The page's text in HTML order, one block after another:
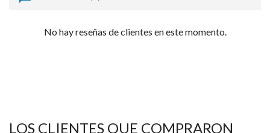
No hay reseñas de clientes en este momento.
LOS CLIENTES QUE COMPRARON